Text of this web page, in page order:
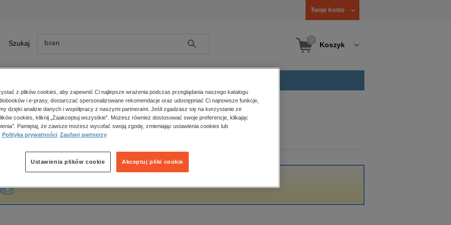
Twoje konto
Szukaj Szukaj Koszyk
Zobacz wszystkie E-prasa
polityka, społeczno-informacyjne
psychologiczne
popularno-naukowe
historia
główna Ori Brafman
Brafman
z plików cookies, aby zapewnić Ci najlepsze wrażenia podczas przeglądania naszego katalogu
i e-prasy, dostarczać spersonalizowane rekomendacje oraz udostępniać Ci najnowsze funkcje,
dzięki analizie danych i współpracy z naszymi partnerami. Jeśli zgadzasz się na korzystanie ze
cookies, kliknij „Zaakceptuj wszystkie”. Możesz również dostosować swoje preferencje, klikając
Pamiętaj, że zawsze możesz wycofać swoją zgodę, zmieniając ustawienia cookies lub
Polityka prywatności Zaufani partnerzy
Akceptuj pliki cookie
Ustawienia plików cookie